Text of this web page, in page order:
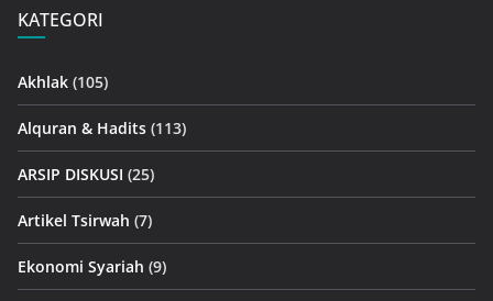
KATEGORI
Akhlak (105)
Alquran & Hadits (113)
ARSIP DISKUSI (25)
Artikel Tsirwah (7)
Ekonomi Syariah (9)